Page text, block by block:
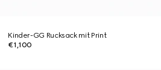
Kinder-GG Rucksack mit Print
€1,100